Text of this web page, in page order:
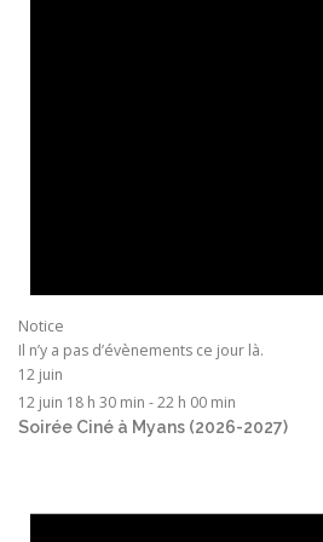
Notice
Il n’y a pas d’évènements ce jour là.
12 juin
12 juin 18 h 30 min -22 h 00 min
Soirée Ciné à Myans (2026-2027)